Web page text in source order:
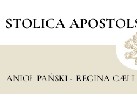
STOLICA
ANIOŁ PAŃSKI - REGINA CÆLI